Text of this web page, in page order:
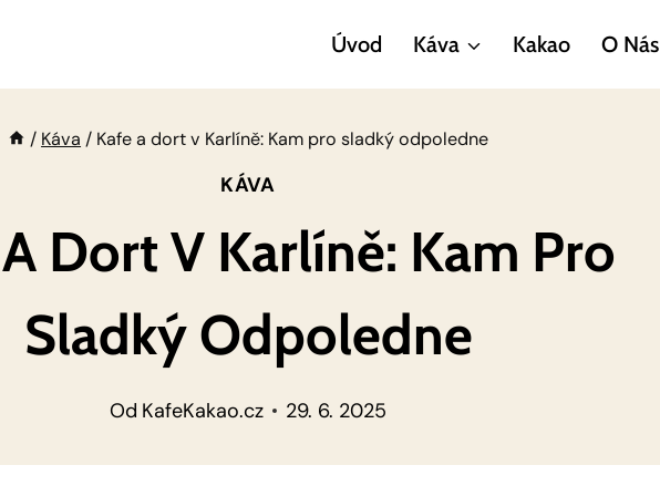
Úvod Káva Kakao O Nás
/ Káva / Kafe a dort v Karlíně: Kam pro sladký odpoledne
KÁVA
Dort V Karlíně: Kam Pro
Sladký Odpoledne
Od KafeKakao.cz 29. 6. 2025